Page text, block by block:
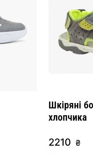
Шкіряні
хлопчика
2210 ₴